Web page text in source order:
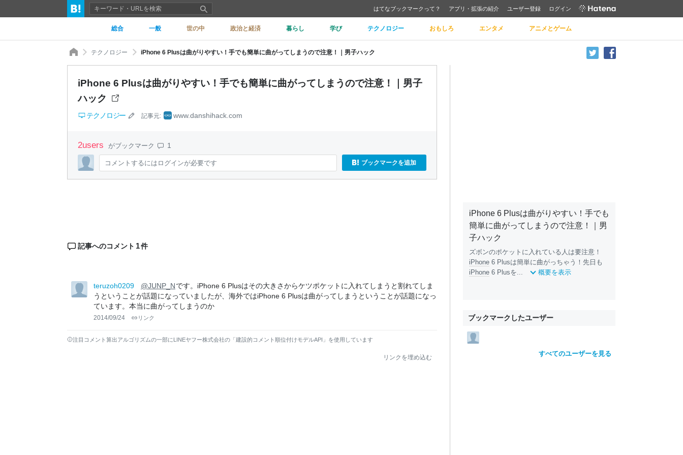
はてなブックマークって？ アプリ・拡張の紹介 ユーザー登録 ログイン
総合 一般 世の中 政治と経済 暮らし 学び テクノロジー おもしろ エンタメ アニメとゲーム
テクノロジー iPhone 6 Plusは曲がりやすい！手でも簡単に曲がってしまうので注意！｜男子ハック
iPhone 6 Plusは曲がりやすい！手でも簡単に曲がってしまうので注意！｜男子
ハック
テクノロジー 記事元: www.danshihack.com
2users がブックマーク 1
コメントするにはログインが必要です ブックマークを追加
記事へのコメント 1件
teruzoh0209 @JUNP_N です。iPhone 6 Plusはその大きさからケツポケットに入れてしまうと割れてしま
うということが話題になっていましたが、海外ではiPhone 6 Plusは曲がってしまうということが話題になっ
ています。本当に曲がってしまうのか
2014/09/24 リンク
注目コメント算出アルゴリズムの一部にLINEヤフー株式会社の「建設的コメント順位付けモデルAPI」を使用しています
リンクを埋め込む
iPhone 6 Plusは曲がりやすい！手でも
簡単に曲がってしまうので注意！｜男
子ハック
ズボンのポケットに入れている人は要注意！
iPhone 6 Plusは簡単に曲がっちゃう！先日も
iPhone 6 Plusを... 概要を表示
ブックマークしたユーザー
すべてのユーザーを見る